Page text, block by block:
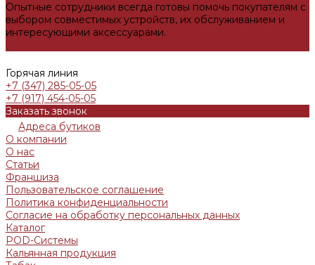
Опытные сотрудники всегда готовы помочь покупателям с
выбором совместимых устройств, их обслуживанием и
интересующими аксессуарами.
Горячая линия
+7 (347) 285-05-05
+7 (917) 454-05-05
Заказать звонок
Адреса бутиков
О компании
О нас
Статьи
Франшиза
Пользовательское соглашение
Политика конфиденциальности
Согласие на обработку персональных данных
Каталог
POD-Системы
Кальянная продукция